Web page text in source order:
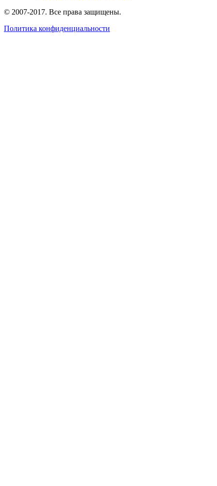
© 2007-2017. Все права защищены.
Политика конфиденциальности